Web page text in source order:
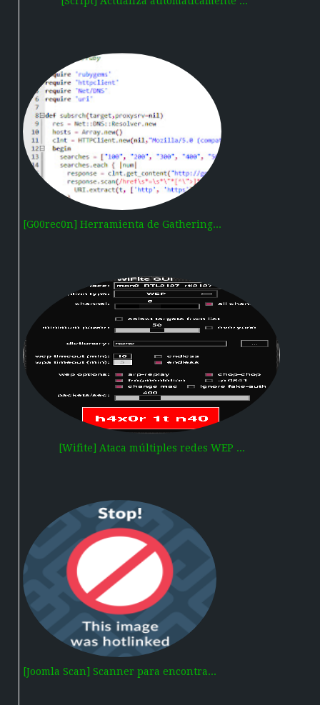
[G00rec0n] Herramienta de Gathering...
[Wifite] Ataca múltiples redes WEP ...
[Joomla Scan] Scanner para encontra...